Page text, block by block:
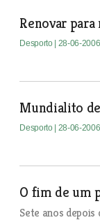
Renovar
Desporto | 28-06-2006
Mundialito
Desporto | 28-06-2006
O fim de um
Sete anos